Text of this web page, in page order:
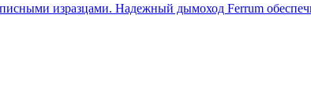
изразцами. Надежный дымоход Ferrum